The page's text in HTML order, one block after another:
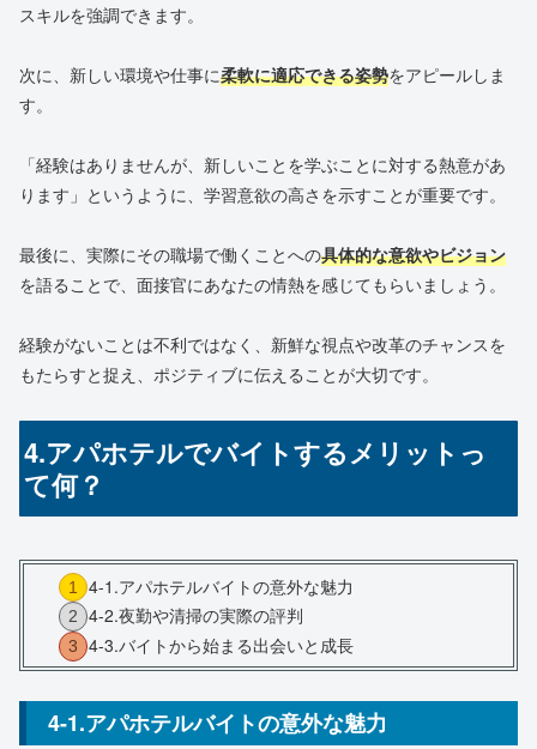
スキルを強調できます。
次に、新しい環境や仕事に柔軟に適応できる姿勢をアピールしま
す。
「経験はありませんが、新しいことを学ぶことに対する熱意があ
ります」というように、学習意欲の高さを示すことが重要です。
最後に、実際にその職場で働くことへの具体的な意欲やビジョン
を語ることで、面接官にあなたの情熱を感じてもらいましょう。
経験がないことは不利ではなく、新鮮な視点や改革のチャンスを
もたらすと捉え、ポジティブに伝えることが大切です。
4.アパホテルでバイトするメリットっ
て何？
4-1.アパホテルバイトの意外な魅力
4-2.夜勤や清掃の実際の評判
4-3.バイトから始まる出会いと成長
4-1.アパホテルバイトの意外な魅力